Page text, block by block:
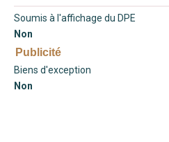
Soumis à l'affichage du DPE
Non
Publicité
Biens d'exception
Non